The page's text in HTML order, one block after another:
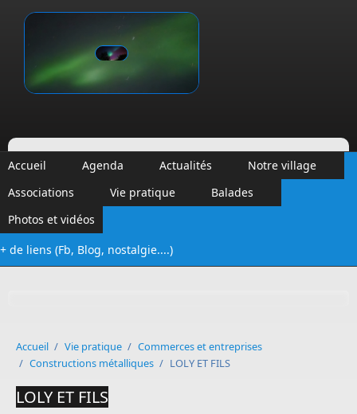
Vinalmont
Accueil Agenda Actualités
Notre village
Associations
Vie pratique
Balades
Photos et vidéos
+ de liens (Fb, Blog, nostalgie....)
Accueil / Vie pratique / Commerces et entreprises
/ Constructions métalliques / LOLY ET FILS
LOLY ET FILS